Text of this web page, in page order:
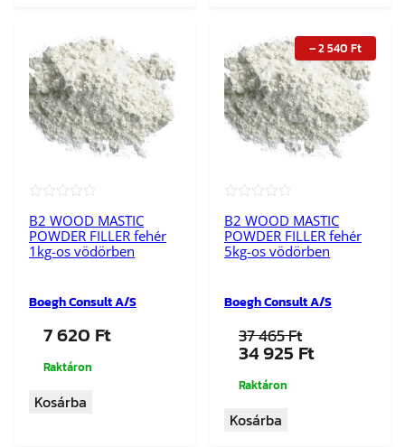
B2 WOOD MASTIC
POWDER FILLER fehér
1kg-os vödörben
Boegh Consult A/S
7 620 Ft
Raktáron
Kosárba
–2 540 Ft
B2 WOOD MASTIC
POWDER FILLER fehér
5kg-os vödörben
Boegh Consult A/S
37 465Ft
Original
was:
465 Ft.
34 925 FtCurrent
Raktáron
Kosárba